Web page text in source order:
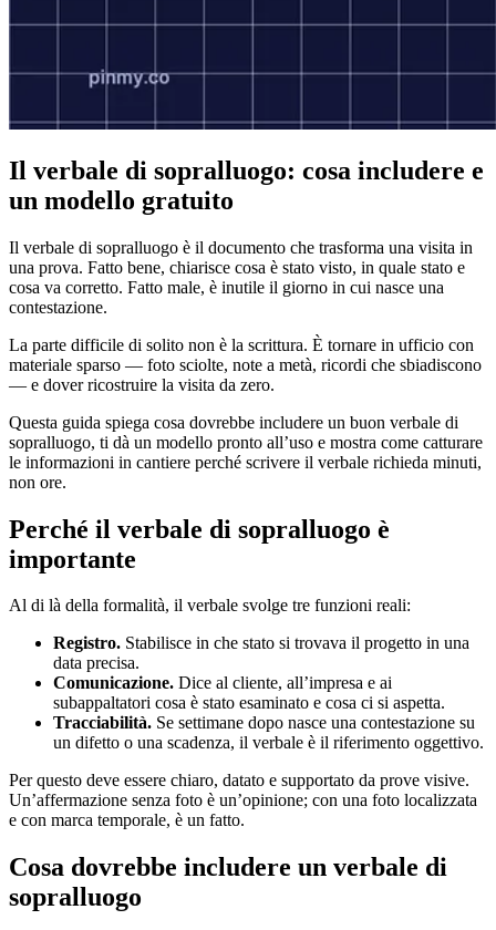
Il verbale di sopralluogo: cosa includere e
un modello gratuito
Il verbale di sopralluogo è il documento che trasforma una visita in
una prova. Fatto bene, chiarisce cosa è stato visto, in quale stato e
cosa va corretto. Fatto male, è inutile il giorno in cui nasce una
contestazione.
La parte difficile di solito non è la scrittura. È tornare in ufficio con
materiale sparso — foto sciolte, note a metà, ricordi che sbiadiscono
— e dover ricostruire la visita da zero.
Questa guida spiega cosa dovrebbe includere un buon verbale di
sopralluogo, ti dà un modello pronto all’uso e mostra come catturare
le informazioni in cantiere perché scrivere il verbale richieda minuti,
non ore.
Perché il verbale di sopralluogo è
importante
Al di là della formalità, il verbale svolge tre funzioni reali:
Registro. Stabilisce in che stato si trovava il progetto in una
data precisa.
Comunicazione. Dice al cliente, all’impresa e ai
subappaltatori cosa è stato esaminato e cosa ci si aspetta.
Tracciabilità. Se settimane dopo nasce una contestazione su
un difetto o una scadenza, il verbale è il riferimento oggettivo.
Per questo deve essere chiaro, datato e supportato da prove visive.
Un’affermazione senza foto è un’opinione; con una foto localizzata
e con marca temporale, è un fatto.
Cosa dovrebbe includere un verbale di
sopralluogo